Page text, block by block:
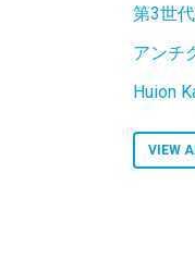
第3世
アンチ
Huion
VIEW